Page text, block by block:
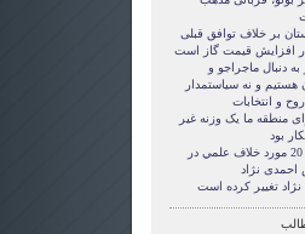
بر خلاف توافق قبلی
افزایش قیمت گاز است
به دنبال ماجراجو و
هستيم و نه سياستمدار
و انتخابات
منطقه ما یک وزنه غیر
بود
حداقل 20 مورد خلاف علمي در
نژاد
تغییر کرده است